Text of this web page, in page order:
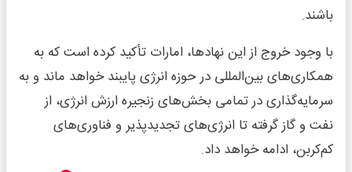
باشند.
با وجود خروج از این نهادها، امارات تأکید کرده است که به
همکاری‌های بین‌المللی در حوزه انرژی پایبند خواهد ماند و به
سرمایه‌گذاری در تمامی بخش‌های زنجیره ارزش انرژی، از
نفت و گاز گرفته تا انرژی‌های تجدیدپذیر و فناوری‌های
کم‌کربن، ادامه خواهد داد.